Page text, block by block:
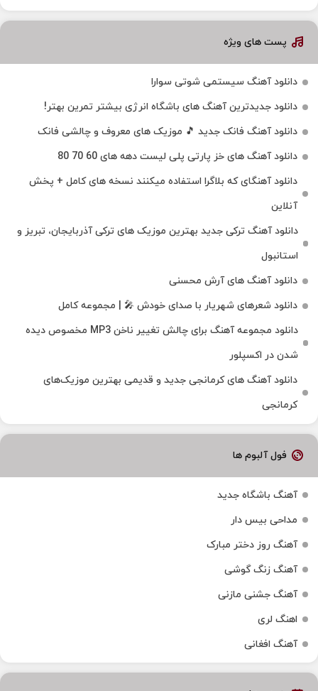
پست های ویژه
دانلود آهنگ سیستمی شوتی سوارا
دانلود جدیدترین آهنگ‌ های باشگاه انرژی بیشتر تمرین بهتر!
دانلود آهنگ فانک جدید 🎵 موزیک‌ های معروف و چالشی فانک
دانلود آهنگ های خز پارتی پلی لیست دهه های 60 70 80
دانلود آهنگای که بلاگرا استفاده میکنند نسخه های کامل + پخش
آنلاین
دانلود آهنگ ترکی جدید بهترین موزیک‌ های ترکی آذربایجان، تبریز و
استانبول
دانلود آهنگ های آرش محسنی
دانلود شعرهای شهریار با صدای خودش 🎤 | مجموعه کامل
دانلود مجموعه آهنگ برای چالش تغییر ناخن MP3 مخصوص دیده
شدن در اکسپلور
دانلود آهنگ‌ های کرمانجی جدید و قدیمی بهترین موزیک‌های
کرمانجی
فول آلبوم ها
آهنگ باشگاه جدید
مداحی بیس دار
آهنگ روز دختر مبارک
آهنگ زنگ گوشی
آهنگ جشنی مازنی
اهنگ لری
آهنگ افغانی